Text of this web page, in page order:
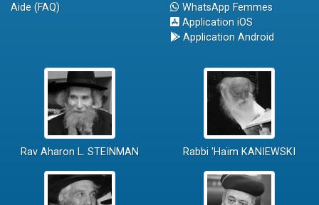
Aide (FAQ)
WhatsApp Femmes
Application iOS
Application Android
Rav Aharon L. STEINMAN Rabbi 'Haïm KANIEWSKI